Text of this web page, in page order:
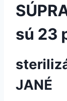
sú 23
JANÉ